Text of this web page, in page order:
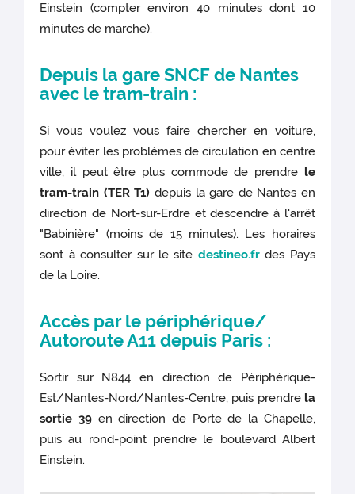
Einstein (compter environ 40 minutes dont 10
minutes de marche).
Depuis la gare SNCF de Nantes
avec le tram-train :
Si vous voulez vous faire chercher en voiture,
pour éviter les problèmes de circulation en centre
ville, il peut être plus commode de prendre le
tram-train (TER T1) depuis la gare de Nantes en
direction de Nort-sur-Erdre et descendre à l'arrêt
"Babinière" (moins de 15 minutes). Les horaires
sont à consulter sur le site destineo.frdes Pays
de la Loire.
Accès par le périphérique/
Autoroute A11 depuis Paris :
Sortir sur N844 en direction de Périphérique-
Est/Nantes-Nord/Nantes-Centre, puis prendre la
sortie 39en direction de Porte de la Chapelle,
puis au rond-point prendre le boulevard Albert
Einstein.